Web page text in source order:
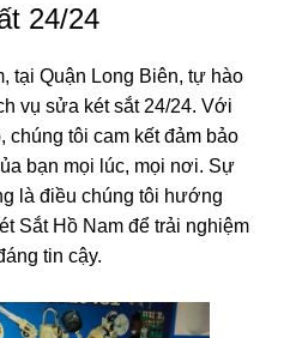
24/24
tại Quận Long Biên, tự hào
vụ sửa két sắt 24/24. Với
chúng tôi cam kết đảm bảo
bạn mọi lúc, mọi nơi. Sự
là điều chúng tôi hướng
Sắt Hồ Nam để trải nghiệm
tin cậy.